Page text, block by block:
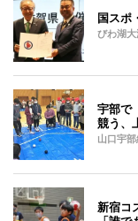
国スポ
びわ湖
宇部で
競う、
山口宇
新宿コ